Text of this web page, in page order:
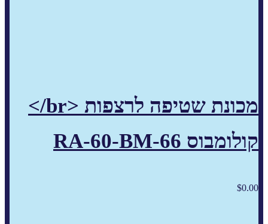
מכונת שטיפה לרצפות <br/>
קולומבוס RA-60-BM-66
$0.00